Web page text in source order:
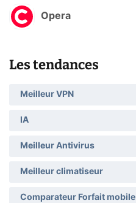
Opera
Les tendances
Meilleur VPN
IA
Meilleur Antivirus
Meilleur climatiseur
Comparateur Forfait mobile